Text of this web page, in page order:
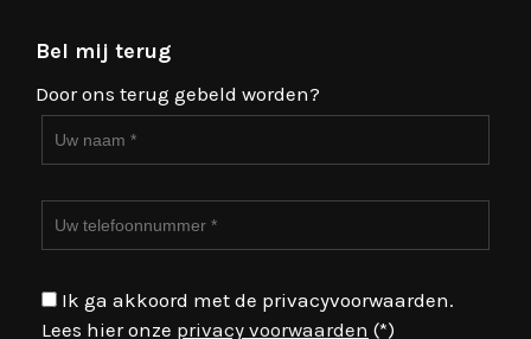
Bel mij terug
Door ons terug gebeld worden?
Ik ga akkoord met de privacyvoorwaarden.
Lees hier onze privacy voorwaarden (*)